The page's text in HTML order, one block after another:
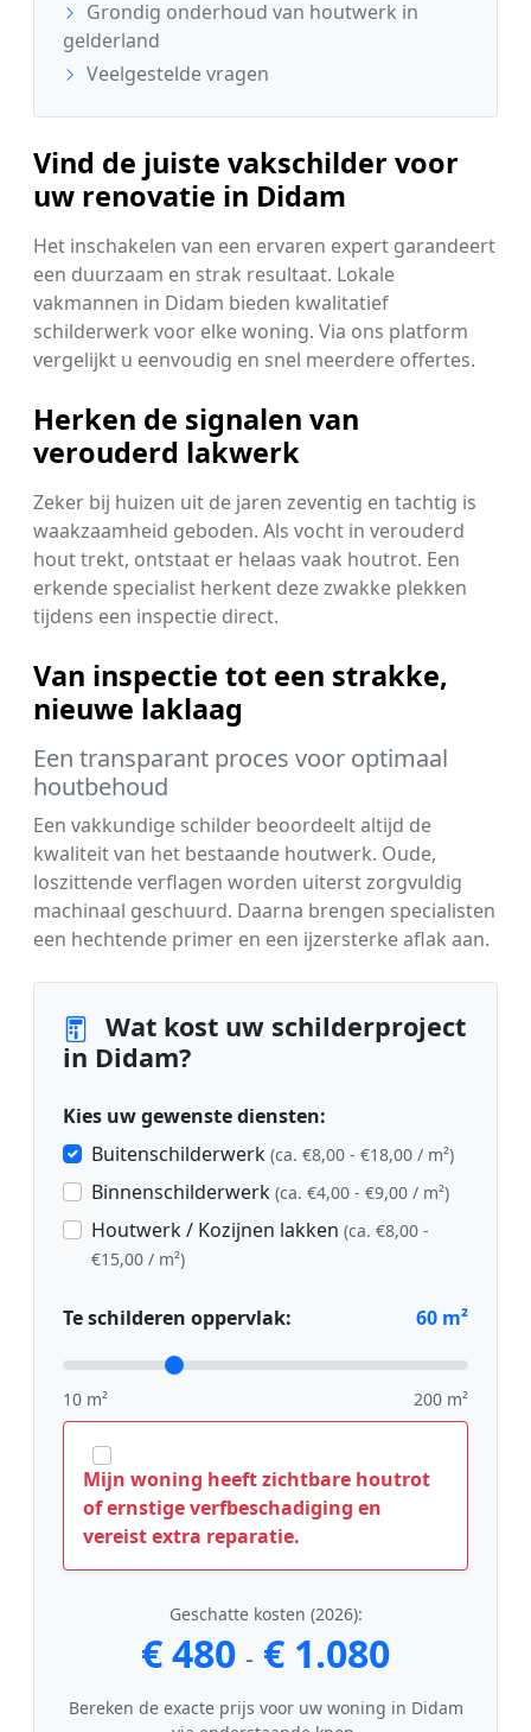
Grondig onderhoud van houtwerk in
gelderland
Veelgestelde vragen
Vind de juiste vakschilder voor
uw renovatie in Didam
Het inschakelen van een ervaren expert garandeert
een duurzaam en strak resultaat. Lokale
vakmannen in Didam bieden kwalitatief
schilderwerk voor elke woning. Via ons platform
vergelijkt u eenvoudig en snel meerdere offertes.
Herken de signalen van
verouderd lakwerk
Zeker bij huizen uit de jaren zeventig en tachtig is
waakzaamheid geboden. Als vocht in verouderd
hout trekt, ontstaat er helaas vaak houtrot. Een
erkende specialist herkent deze zwakke plekken
tijdens een inspectie direct.
Van inspectie tot een strakke,
nieuwe laklaag
Een transparant proces voor optimaal
houtbehoud
Een vakkundige schilder beoordeelt altijd de
kwaliteit van het bestaande houtwerk. Oude,
loszittende verflagen worden uiterst zorgvuldig
machinaal geschuurd. Daarna brengen specialisten
een hechtende primer en een ijzersterke aflak aan.
Wat kost uw schilderproject
in Didam?
Kies uw gewenste diensten:
Buitenschilderwerk (ca. €8,00 - €18,00 / m²)
Binnenschilderwerk (ca. €4,00 - €9,00 / m²)
Houtwerk / Kozijnen lakken (ca. €8,00 -
€15,00 / m²)
Te schilderen oppervlak: 60 m²
10 m² 200 m²
Mijn woning heeft zichtbare houtrot
of ernstige verfbeschadiging en
vereist extra reparatie.
Geschatte kosten (2026):
€ 480 - € 1.080
Bereken de exacte prijs voor uw woning in Didam